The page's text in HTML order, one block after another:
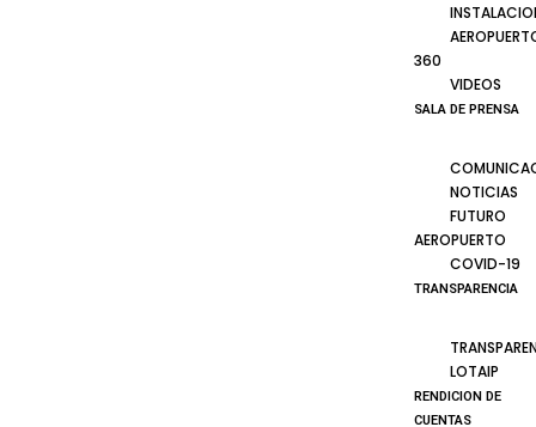
360
VIDEOS
SALA DE PRENSA
NOTICIAS
FUTURO
AEROPUERTO
COVID-19
TRANSPARENCIA
LOTAIP
RENDICION DE
CUENTAS